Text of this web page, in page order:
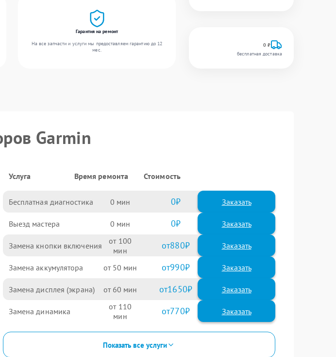
Гарантия на ремонт
На все запчасти и услуги мы предоставляем гарантию до 12
мес.
0 ₽
бесплатная доставка
Garmin
Услуга Время ремонта Стоимость
Бесплатная диагностика 0 0 Заказать
Выезд мастера 0 0 Заказать
Замена кнопки включения 100 880
Замена аккумулятора 50 990
Замена дисплея (экрана) 60 1650
Замена динамика 110 770
Показать все услуги